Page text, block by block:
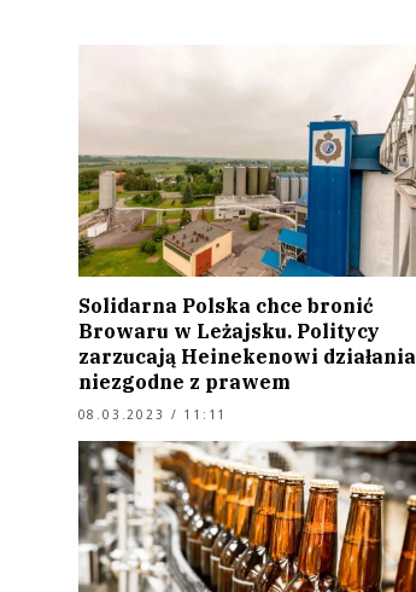
Solidarna Polska chce bronić
Browaru w Leżajsku. Politycy
zarzucają Heinekenowi działania
niezgodne z prawem
08.03.2023 / 11:11